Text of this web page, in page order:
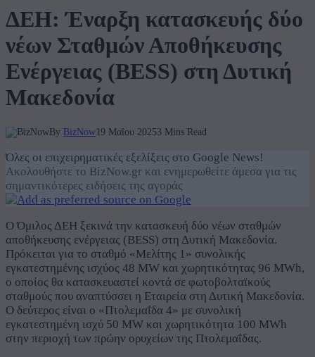
ΔΕΗ: Έναρξη κατασκευής δύο
νέων Σταθμών Αποθήκευσης
Ενέργειας (BESS) στη Δυτική
Μακεδονία
By BizNow19 Μαΐου 20253 Mins Read
Όλες οι επιχειρηματικές εξελίξεις στο Google News!
Ακολουθήστε το BizNow.gr και ενημερωθείτε άμεσα για τις
σημαντικότερες ειδήσεις της αγοράς
Ο Όμιλος ΔΕΗ ξεκινά την κατασκευή δύο νέων σταθμών
αποθήκευσης ενέργειας (BESS) στη Δυτική Μακεδονία.
Πρόκειται για το σταθμό «Μελίτης 1» συνολικής
εγκατεστημένης ισχύος 48 MW και χωρητικότητας 96 MWh,
ο οποίος θα κατασκευαστεί κοντά σε φωτοβολταϊκούς
σταθμούς που αναπτύσσει η Εταιρεία στη Δυτική Μακεδονία.
Ο δεύτερος είναι ο «Πτολεμαΐδα 4» με συνολική
εγκατεστημένη ισχύ 50 MW και χωρητικότητα 100 MWh
στην περιοχή των πρώην ορυχείων της Πτολεμαΐδας.